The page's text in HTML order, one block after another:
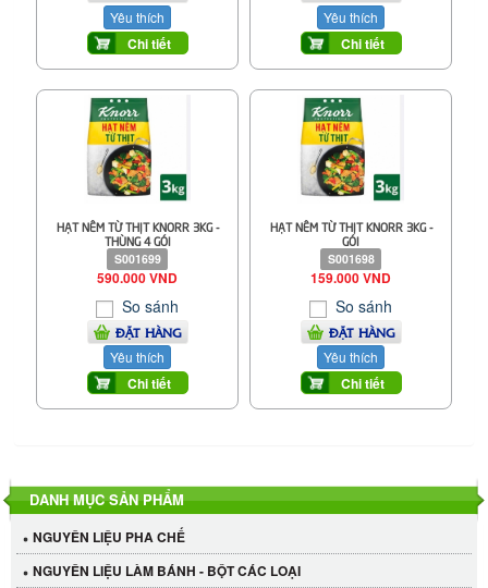
Yêu thích
Chi tiết
Yêu thích
Chi tiết
HẠT NÊM TỪ THỊT KNORR 3KG -
THÙNG 4 GÓI
S001699
590.000 VND
So sánh
ĐẶT HÀNG
Yêu thích
Chi tiết
HẠT NÊM TỪ THỊT KNORR 3KG -
GÓI
S001698
159.000 VND
So sánh
ĐẶT HÀNG
Yêu thích
Chi tiết
DANH MỤC SẢN PHẨM
NGUYÊN LIỆU PHA CHẾ
NGUYÊN LIỆU LÀM BÁNH - BỘT CÁC LOẠI